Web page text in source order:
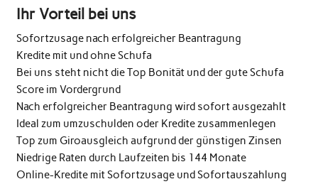
Ihr Vorteil bei uns
Sofortzusage nach erfolgreicher Beantragung
Kredite mit und ohne Schufa
Bei uns steht nicht die Top Bonität und der gute Schufa
Score im Vordergrund
Nach erfolgreicher Beantragung wird sofort ausgezahlt
Ideal zum umzuschulden oder Kredite zusammenlegen
Top zum Giroausgleich aufgrund der günstigen Zinsen
Niedrige Raten durch Laufzeiten bis 144 Monate
Online-Kredite mit Sofortzusage und Sofortauszahlung